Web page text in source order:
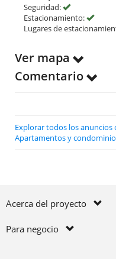
Seguridad:
Estacionamiento:
Lugares de
Ver mapa
Comentario
Explorar todos los anuncios
Apartamentos y
Acerca del proyecto
Para negocio